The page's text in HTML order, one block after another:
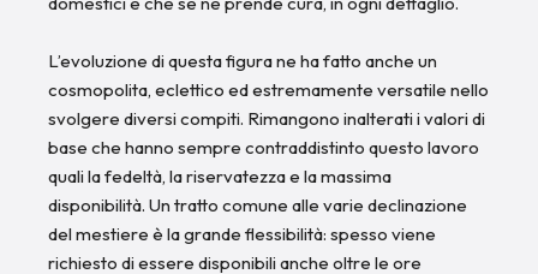
L’evoluzione di questa figura ne ha fatto anche un
cosmopolita, eclettico ed estremamente versatile nello
svolgere diversi compiti. Rimangono inalterati i valori di
base che hanno sempre contraddistinto questo lavoro
quali la fedeltà, la riservatezza e la massima
disponibilità. Un tratto comune alle varie declinazione
del mestiere è la grande flessibilità: spesso viene
richiesto di essere disponibili anche oltre le ore